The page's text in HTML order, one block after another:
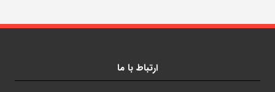
پادکست سگ ها
ارتباط با ما